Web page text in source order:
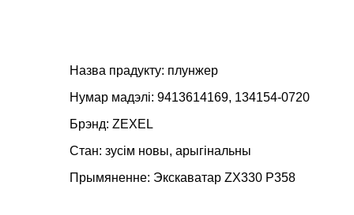
Назва прадукту: плунжер
Нумар мадэлі: 9413614169, 134154-0720
Брэнд: ZEXEL
Стан: зусім новы, арыгінальны
Прымяненне: Экскаватар ZX330 P358